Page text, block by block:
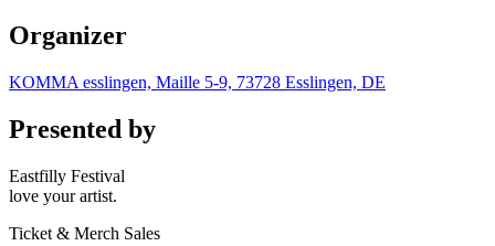
Organizer
KOMMA esslingen, Maille 5-9, 73728 Esslingen, DE
Presented by
Eastfilly Festival
love your artist.
Ticket & Merch Sales